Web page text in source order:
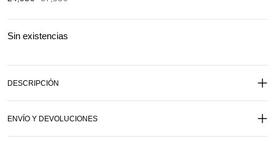
Sin existencias
DESCRIPCIÓN
ENVÍO Y DEVOLUCIONES